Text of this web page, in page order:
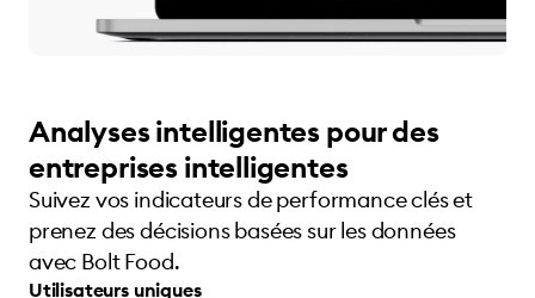
Analyses intelligentes pour des
entreprises intelligentes
Suivez vos indicateurs de performance clés et
prenez des décisions basées sur les données
avec Bolt Food.
Utilisateurs uniques